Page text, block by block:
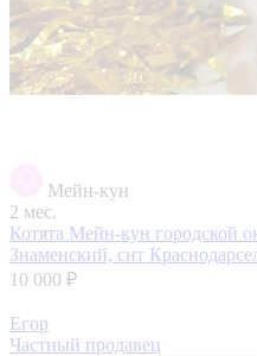
Мейн-кун
2 мес.
Котята Мейн-кун городской
Знаменский, снт
10 000 ₽
Егор
Частный продавец